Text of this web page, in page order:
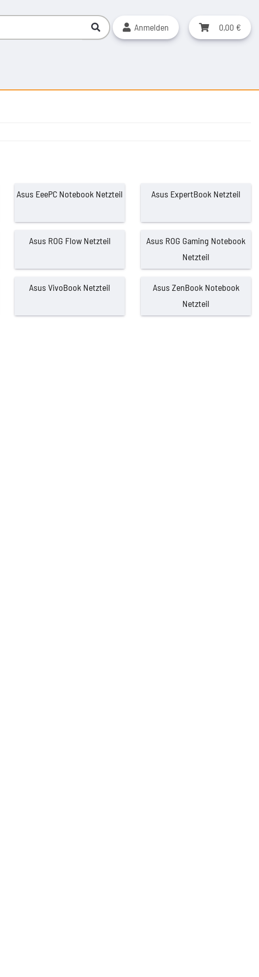
Anmelden 0,00 €
Asus EeePC Notebook Netzteil Asus ExpertBook Netzteil
Asus ROG Flow Netzteil
Asus ROG Gaming Notebook
Netzteil
Asus VivoBook Netzteil
Asus ZenBook Notebook
Netzteil